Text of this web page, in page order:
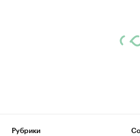
Рубрики